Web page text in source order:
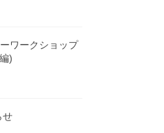
ワークショップ
)
せ